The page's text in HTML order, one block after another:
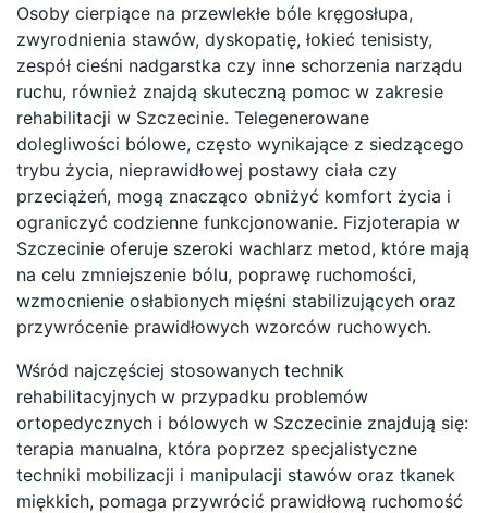
Osoby cierpiące na przewlekłe bóle kręgosłupa,
zwyrodnienia stawów, dyskopatię, łokieć tenisisty,
zespół cieśni nadgarstka czy inne schorzenia narządu
ruchu, również znajdą skuteczną pomoc w zakresie
rehabilitacji w Szczecinie. Telegenerowane
dolegliwości bólowe, często wynikające z siedzącego
trybu życia, nieprawidłowej postawy ciała czy
przeciążeń, mogą znacząco obniżyć komfort życia i
ograniczyć codzienne funkcjonowanie. Fizjoterapia w
Szczecinie oferuje szeroki wachlarz metod, które mają
na celu zmniejszenie bólu, poprawę ruchomości,
wzmocnienie osłabionych mięśni stabilizujących oraz
przywrócenie prawidłowych wzorców ruchowych.
Wśród najczęściej stosowanych technik
rehabilitacyjnych w przypadku problemów
ortopedycznych i bólowych w Szczecinie znajdują się:
terapia manualna, która poprzez specjalistyczne
techniki mobilizacji i manipulacji stawów oraz tkanek
miękkich, pomaga przywrócić prawidłową ruchomość